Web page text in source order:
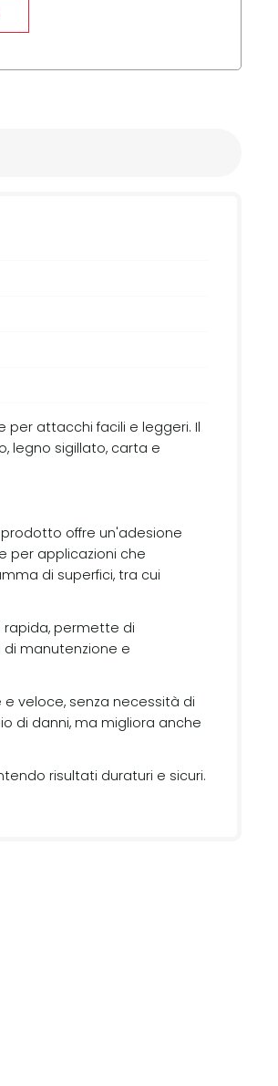
per attacchi facili e leggeri. Il
legno sigillato, carta e
offre un'adesione
per applicazioni che
di superfici, tra cui
rapida, permette di
manutenzione e
e veloce, senza necessità di
di danni, ma migliora anche
risultati duraturi e sicuri.